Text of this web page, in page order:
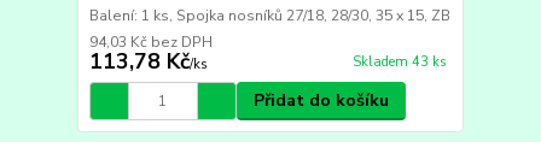
Balení: 1 ks, Spojka nosníků 27/18, 28/30, 35 x 15, ZB
113,78 Kč/ks
94,03 Kč bez DPH
Skladem 43 ks
Přidat do košíku